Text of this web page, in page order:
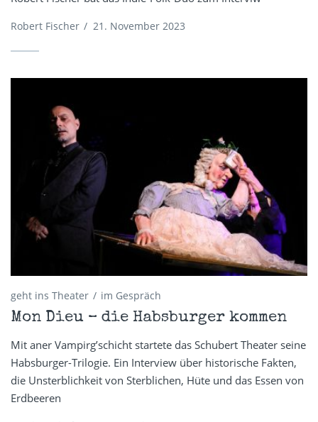
Robert Fischer / 21. November 2023
geht ins Theater im Gespräch
Mon Dieu – die Habsburger kommen
Mit aner Vampirg’schicht startete das Schubert Theater seine
Habsburger-Trilogie. Ein Interview über historische Fakten,
die Unsterblichkeit von Sterblichen, Hüte und das Essen von
Erdbeeren